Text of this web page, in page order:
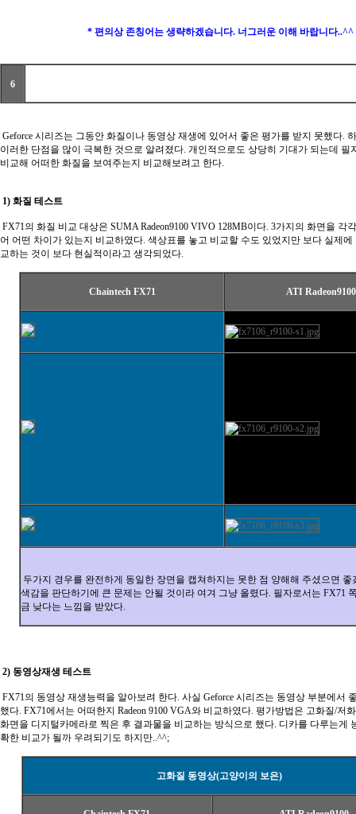
* 편의상 존칭어는 생략하겠습니다. 너그러운 이해 바랍니다..^^
6
Geforce 시리즈는 그동안 화질이나 동영상 재생에 있어서 좋은 평가를 받지 못했다.
이러한 단점을 많이 극복한 것으로 알려졌다. 개인적으로도 상당히 기대가 되는데 필
비교해 어떠한 화질을 보여주는지 비교해보려고 한다.
1) 화질 테스트
FX71의 화질 비교 대상은 SUMA Radeon9100 VIVO 128MB이다. 3가지의 화면을 각
어 어떤 차이가 있는지 비교하였다. 색상표를 놓고 비교할 수도 있었지만 보다 실제
교하는 것이 보다 현실적이라고 생각되었다.
Chaintech FX71 ATI Radeon9100
두가지 경우를 완전하게 동일한 장면을 캡쳐하지는 못한 점 양해해 주셨으면 좋
색감을 판단하기에 큰 문제는 안될 것이라 여겨 그냥 올렸다. 필자로서는 FX71
금 낮다는 느낌을 받았다.
2) 동영상재생 테스트
FX71의 동영상 재생능력을 알아보려 한다. 사실 Geforce 시리즈는 동영상 부분에서
했다. FX71에서는 어떠한지 Radeon 9100 VGA와 비교하였다. 평가방법은 고화질/저
화면을 디지털카메라로 찍은 후 결과물을 비교하는 방식으로 했다. 디카를 다루는게
확한 비교가 될까 우려되기도 하지만..^^;
고화질 동영상(고양이의 보은)